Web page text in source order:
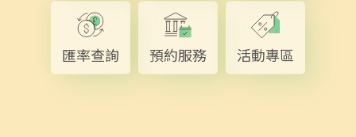
匯率查詢 預約服務 活動專區